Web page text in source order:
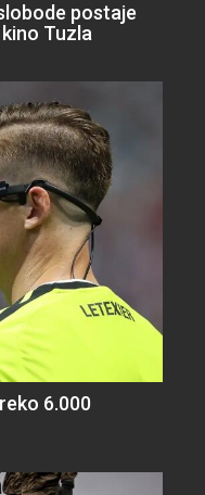
postaje
Tuzla
6.000